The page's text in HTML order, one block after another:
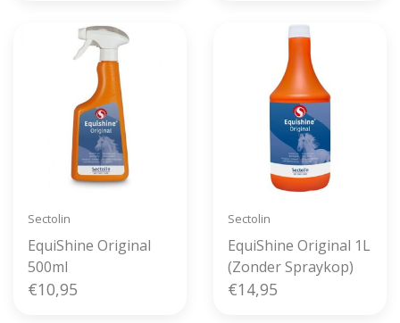
Sectolin
EquiShine Original
500ml
€10,95
Sectolin
EquiShine Original 1L
(Zonder Spraykop)
€14,95